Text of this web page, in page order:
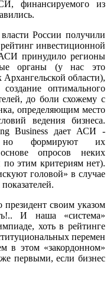
финансируемого из
России получили
инвестиционной
принудило регионы
органы (у нас это
Архангельской области),
оптимального
до боли схожему с
определяющим место
ведения бизнеса.
Business дает АСИ -
но формируют их
опросов неких
по этим критериям нет).
головой» в случае
своим указом
И наша «система»
хоть в рейтинге
перемен
в этом «закордонном»
первыми, если бизнес